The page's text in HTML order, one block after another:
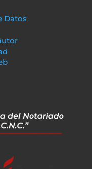
Datos